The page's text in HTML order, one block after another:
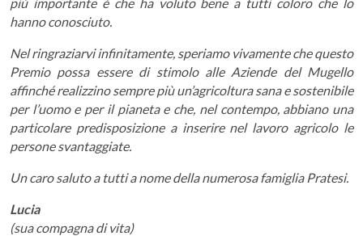
hanno conosciuto.
Nel ringraziarvi infinitamente, speriamo vivamente che questo
Premio possa essere di stimolo alle Aziende del Mugello
affinché realizzino sempre più un’agricoltura sana e sostenibile
per l’uomo e per il pianeta e che, nel contempo, abbiano una
particolare predisposizione a inserire nel lavoro agricolo le
persone svantaggiate.
Un caro saluto a tutti a nome della numerosa famiglia Pratesi.
Lucia
(sua compagna di vita)